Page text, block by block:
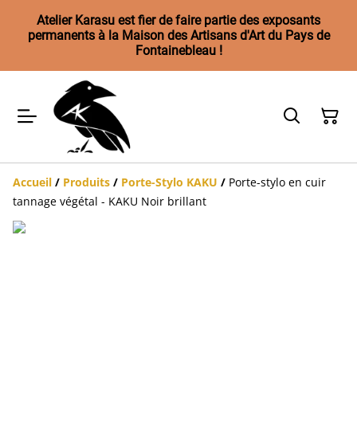
Atelier Karasu est fier de faire partie des exposants
permanents à la Maison des Artisans d'Art du Pays de
Fontainebleau !
Accueil / Produits / Porte-Stylo KAKU / Porte-stylo en cuir
tannage végétal - KAKU Noir brillant